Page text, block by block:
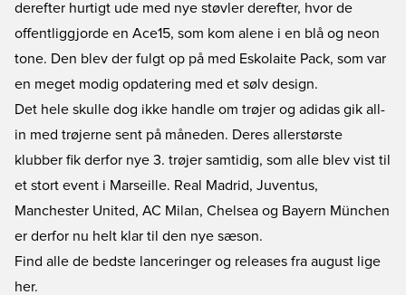
derefter hurtigt ude med nye støvler derefter, hvor de
offentliggjorde en Ace15, som kom alene i en blå og neon
tone. Den blev der fulgt op på med Eskolaite Pack, som var
en meget modig opdatering med et sølv design.
Det hele skulle dog ikke handle om trøjer og adidas gik all-
in med trøjerne sent på måneden. Deres allerstørste
klubber fik derfor nye 3. trøjer samtidig, som alle blev vist til
et stort event i Marseille. Real Madrid, Juventus,
Manchester United, AC Milan, Chelsea og Bayern München
er derfor nu helt klar til den nye sæson.
Find alle de bedste lanceringer og releases fra august lige
her.